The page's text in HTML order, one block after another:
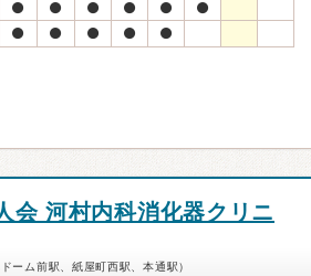
会 河村内科消化器クリニ
ーム前駅、紙屋町西駅、本通駅）